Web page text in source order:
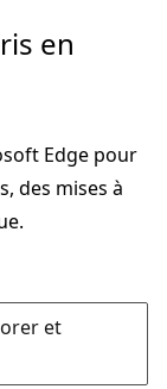
en
Edge pour
des mises à
et